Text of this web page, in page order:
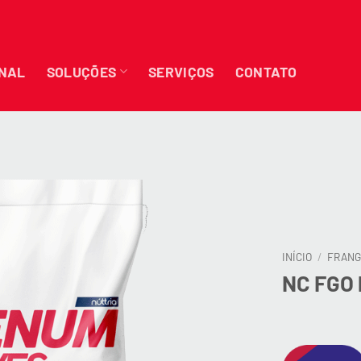
SOLUÇÕES SERVIÇOS CONTATO
INÍCIO /
NC